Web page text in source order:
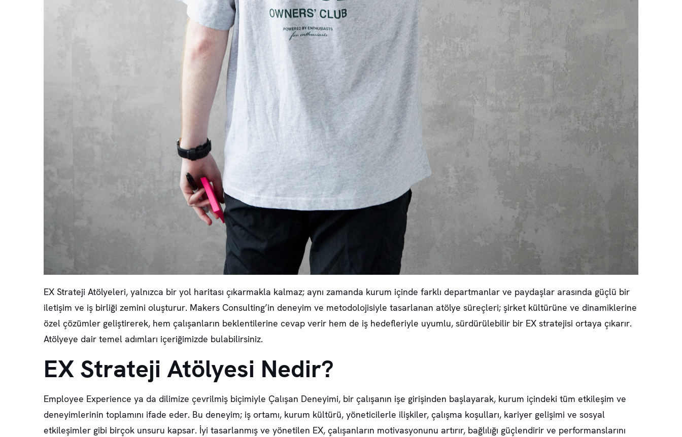
EX Strateji Atölyeleri, yalnızca bir yol haritası çıkarmakla kalmaz; aynı zamanda kurum içinde farklı departmanlar ve paydaşlar arasında güçlü bir
iletişim ve iş birliği zemini oluşturur. Makers Consulting’in deneyim ve metodolojisiyle tasarlanan atölye süreçleri; şirket kültürüne ve dinamiklerine
özel çözümler geliştirerek, hem çalışanların beklentilerine cevap verir hem de iş hedefleriyle uyumlu, sürdürülebilir bir EX stratejisi ortaya çıkarır.
Atölyeye dair temel adımları içeriğimizde bulabilirsiniz.
EX Strateji Atölyesi Nedir?
Employee Experience ya da dilimize çevrilmiş biçimiyle Çalışan Deneyimi, bir çalışanın işe girişinden başlayarak, kurum içindeki tüm etkileşim ve
deneyimlerinin toplamını ifade eder. Bu deneyim; iş ortamı, kurum kültürü, yöneticilerle ilişkiler, çalışma koşulları, kariyer gelişimi ve sosyal
etkileşimler gibi birçok unsuru kapsar. İyi tasarlanmış ve yönetilen EX, çalışanların motivasyonunu artırır, bağlılığı güçlendirir ve performanslarını